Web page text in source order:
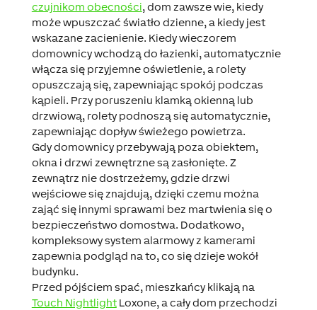
czujnikom obecności, dom zawsze wie, kiedy
może wpuszczać światło dzienne, a kiedy jest
wskazane zacienienie. Kiedy wieczorem
domownicy wchodzą do łazienki, automatycznie
włącza się przyjemne oświetlenie, a rolety
opuszczają się, zapewniając spokój podczas
kąpieli. Przy poruszeniu klamką okienną lub
drzwiową, rolety podnoszą się automatycznie,
zapewniając dopływ świeżego powietrza.
Gdy domownicy przebywają poza obiektem,
okna i drzwi zewnętrzne są zasłonięte. Z
zewnątrz nie dostrzeżemy, gdzie drzwi
wejściowe się znajdują, dzięki czemu można
zająć się innymi sprawami bez martwienia się o
bezpieczeństwo domostwa. Dodatkowo,
kompleksowy system alarmowy z kamerami
zapewnia podgląd na to, co się dzieje wokół
budynku.
Przed pójściem spać, mieszkańcy klikają na
Touch NightlightLoxone, a cały dom przechodzi